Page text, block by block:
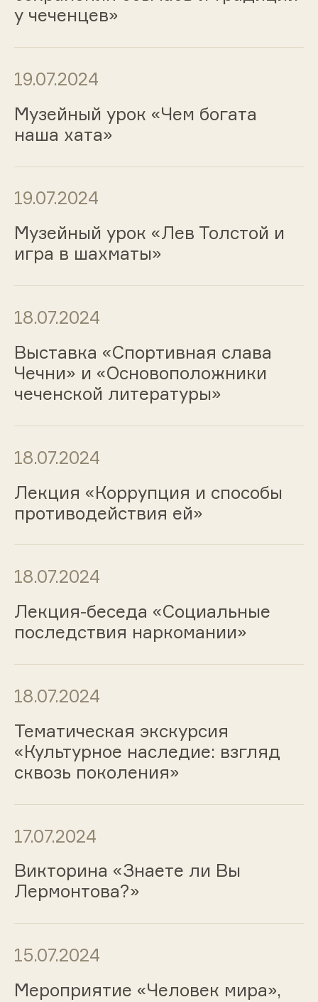
у чеченцев»
19.07.2024
Музейный урок «Чем богата
наша хата»
19.07.2024
Музейный урок «Лев Толстой и
игра в шахматы»
18.07.2024
Выставка «Спортивная слава
Чечни» и «Основоположники
чеченской литературы»
18.07.2024
Лекция «Коррупция и способы
противодействия ей»
18.07.2024
Лекция-беседа «Социальные
последствия наркомании»
18.07.2024
Тематическая экскурсия
«Культурное наследие: взгляд
сквозь поколения»
17.07.2024
Викторина «Знаете ли Вы
Лермонтова?»
15.07.2024
Мероприятие «Человек мира»,